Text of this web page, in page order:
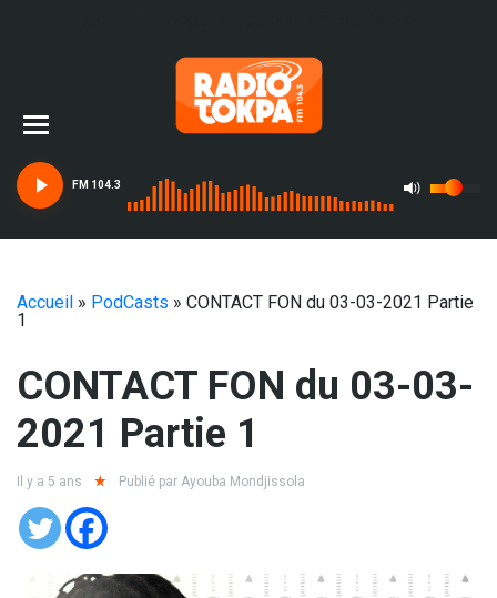
FM 104.3
Accueil » PodCasts » CONTACT FON du 03-03-2021 Partie
1
CONTACT FON du 03-03-
2021 Partie 1
Il y a 5 ans Publié par Ayouba Mondjissola